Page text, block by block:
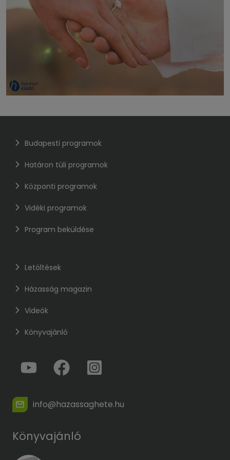
Budapesti programok
Határon túli programok
Központi programok
Vidéki programok
Program beküldése
Letöltések
Házasság magazin
Videók
Könyvajánló
info@hazassaghete.hu
Könyvajánló